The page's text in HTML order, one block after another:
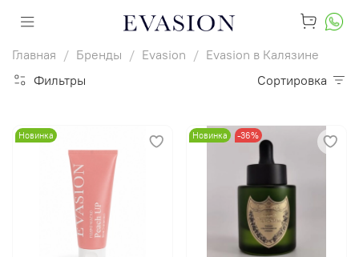
Главная Бренды Evasion
Evasion в Калязине
Фильтры
Сортировка
Новинка Новинка -36%